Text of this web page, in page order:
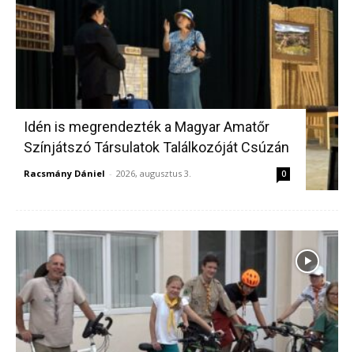
Idén is megrendezték a Magyar Amatőr
Színjátszó Társulatok Találkozóját Csúzán
Racsmány Dániel - 2026, augusztus 3. 0